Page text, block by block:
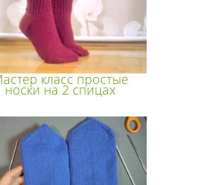
класс простые
носки на 2 спицах